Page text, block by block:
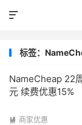

标签：
NameCheap 22
元 续费优惠15%
 商家优惠